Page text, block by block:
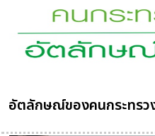
อัตลักษณ์ของคนกระทร